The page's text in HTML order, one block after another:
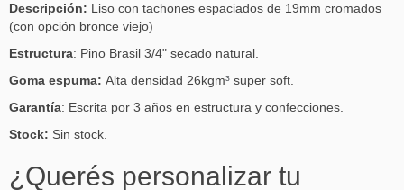
Descripción: Liso con tachones espaciados de 19mm cromados
(con opción bronce viejo)
Estructura: Pino Brasil 3/4" secado natural.
Goma espuma: Alta densidad 26kgm³ super soft.
Garantía: Escrita por 3 años en estructura y confecciones.
Stock: Sin stock.
¿Querés personalizar tu